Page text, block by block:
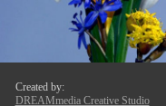
Created by:
DREAMmedia Creative Studio